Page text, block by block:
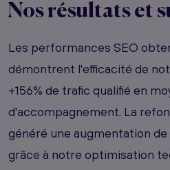
Nos résultats et
Les performances SEO
démontrent l'efficacité de
+156% de trafic qualifié en
d'accompagnement. La
généré une augmentation
grâce à notre optimisation